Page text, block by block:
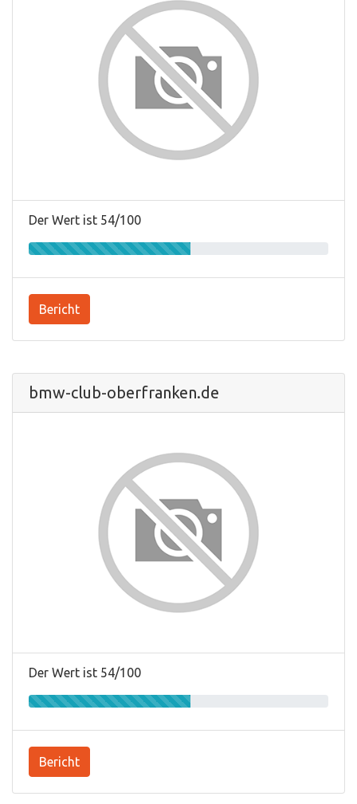
Der Wert ist 54/100
Bericht
bmw-club-oberfranken.de
Der Wert ist 54/100
Bericht